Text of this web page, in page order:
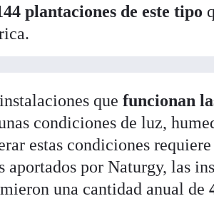
plantaciones de este tipo
quefuncionan
condiciones de luz,
estas condiciones
aportados por Naturgy, las
una cantidad anual de